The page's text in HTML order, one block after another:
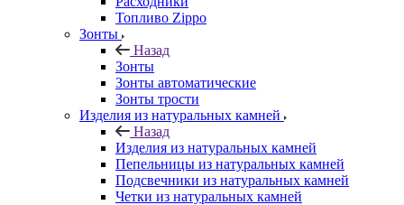
Топливо Zippo
Зонты
Назад
Зонты
Зонты автоматические
Зонты трости
Изделия из натуральных камней
Назад
Изделия из натуральных камней
Пепельницы из натуральных камней
Подсвечники из натуральных камней
Четки из натуральных камней